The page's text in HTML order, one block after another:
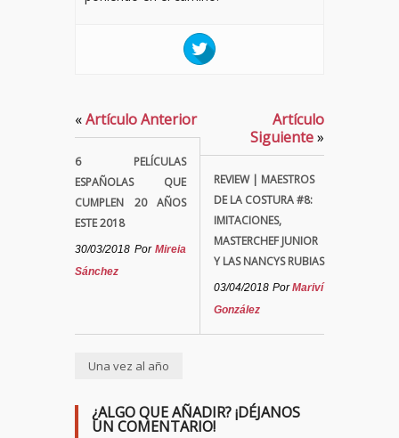
«Artículo Anterior
6 PELÍCULAS
ESPAÑOLAS QUE
CUMPLEN 20 AÑOS
ESTE 2018
30/03/2018 Por Mireia
Sánchez
Artículo
Siguiente»
REVIEW | MAESTROS
DE LA COSTURA #8:
IMITACIONES,
MASTERCHEF JUNIOR
Y LAS NANCYS RUBIAS
03/04/2018 PorMariví
González
Una vez al año
¿ALGO QUE AÑADIR? ¡DÉJANOS
UN COMENTARIO!